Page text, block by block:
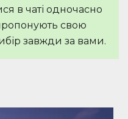
в чаті одночасно
свою
завжди за вами.